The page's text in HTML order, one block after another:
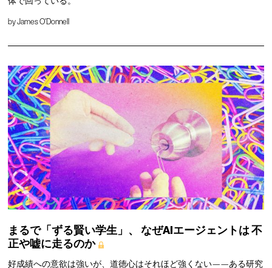
byJames O'Donnell
まるで「ずる賢い学生」、 なぜAIエージェントは不
正や嘘に走るのか
好成績への意欲は強いが、道徳心はそれほど強くない——ある研究